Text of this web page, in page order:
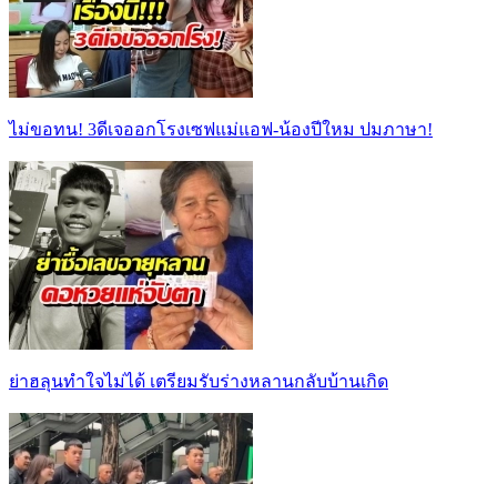
ไม่ขอทน! 3ดีเจออกโรงเซฟแม่แอฟ-น้องปีใหม ปมภาษา!
ย่าฮลุนทำใจไม่ได้ เตรียมรับร่างหลานกลับบ้านเกิด